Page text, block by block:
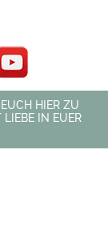
HIER ZU
IN EUER